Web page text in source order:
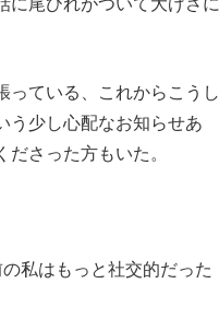
尾ひれがついて大げさに
っている、これからこうし
う少し心配なお知らせあ
さった方もいた。
私はもっと社交的だった